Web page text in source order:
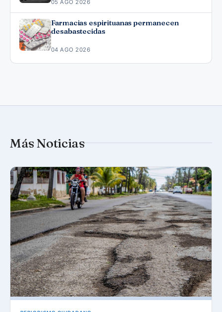
05 AGO 2026
Farmacias espirituanas permanecen
desabastecidas
04 AGO 2026
Más Noticias